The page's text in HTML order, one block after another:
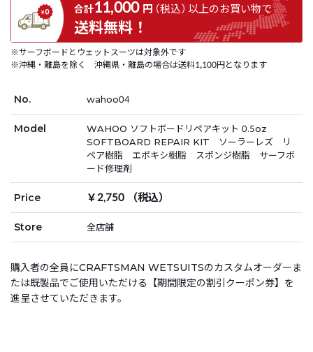
合計11,000 円（税込）以上のお買い物で
送料無料！
※サーフボードとウェットスーツは対象外です
※沖縄・離島を除く 沖縄県・離島の場合は送料1,100円となります
No. wahoo04
Model
WAHOO ソフトボードリペアキット 0.5oz
SOFTBOARD REPAIR KIT ソーラーレズ リ
ペア樹脂 エポキシ樹脂 スポンジ樹脂 サーフボ
ード修理剤
Price ￥2,750 （税込）
Store 全店舗
購入者の全員にCRAFTSMAN WETSUITSのカスタムオーダーま
たは既製品でご使用いただける【期間限定の割引クーポン券】を
進呈させていただきます。